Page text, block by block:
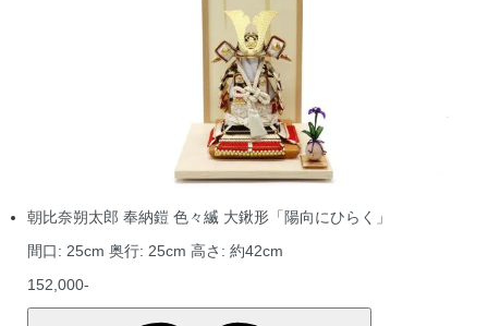
朝比奈朔太郎 奉納鎧 色々縅 大鍬形「陽向にひらく」
間口: 25cm 奥行: 25cm 高さ: 約42cm
152,000-